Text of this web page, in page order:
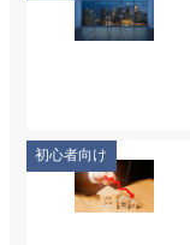
初心者向け